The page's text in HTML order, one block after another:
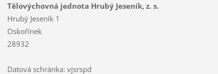
Tělovýchovná jednota Hrubý Jeseník, z. s.
Hrubý Jeseník 1
Oskořínek
28932
Datová schránka: vjsrspd